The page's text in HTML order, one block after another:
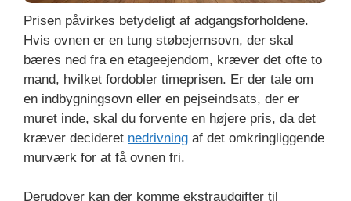
Prisen påvirkes betydeligt af adgangsforholdene.
Hvis ovnen er en tung støbejernsovn, der skal
bæres ned fra en etageejendom, kræver det ofte to
mand, hvilket fordobler timeprisen. Er der tale om
en indbygningsovn eller en pejseindsats, der er
muret inde, skal du forvente en højere pris, da det
kræver decideret nedrivning af det omkringliggende
murværk for at få ovnen fri.
Derudover kan der komme ekstraudgifter til